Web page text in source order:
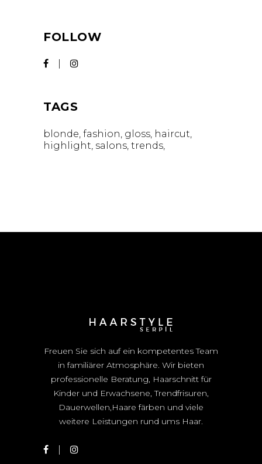
FOLLOW
TAGS
blonde fashion gloss haircut
highlight salons trends
Freuen Sie sich auf ein kompetentes Team
in familiärer Atmosphäre. Wir bieten
professionelle Beratung, Haarschnitt für
Kinder und Erwachsene, Trendfrisuren,
Dauerwellen,Haare färben und viele
weitere Leistungen rund ums Haar.